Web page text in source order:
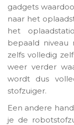
gadgets
naar het
het
bepaald niveau
zelfs volledig
weer verder
wordt dus
stofzuiger.
Een andere
je de